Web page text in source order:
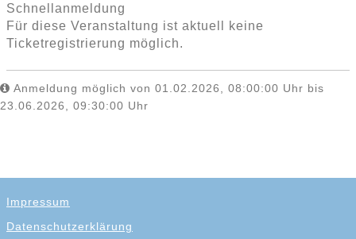
Schnellanmeldung
Für diese Veranstaltung ist aktuell keine
Ticketregistrierung möglich.
Anmeldung möglich von 01.02.2026, 08:00:00 Uhr bis
23.06.2026, 09:30:00 Uhr
Impressum
Datenschutzerklärung